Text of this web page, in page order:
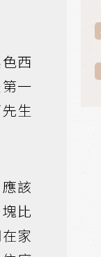
西
一
生
該
比
家